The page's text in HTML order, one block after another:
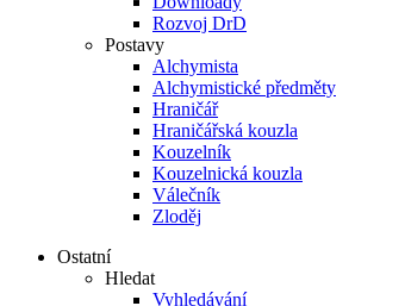
Rozvoj DrD
Postavy
Alchymista
Alchymistické předměty
Hraničář
Hraničářská kouzla
Kouzelník
Kouzelnická kouzla
Válečník
Zloděj
Ostatní
Hledat
Vyhledávání